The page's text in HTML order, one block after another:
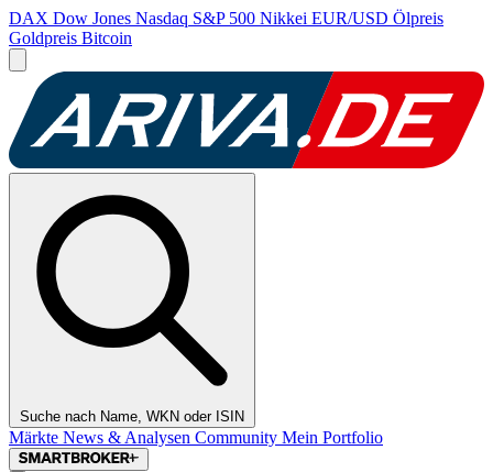
DAX Dow Jones Nasdaq S&P 500 Nikkei EUR/USD Ölpreis
Goldpreis Bitcoin
Suche nach Name, WKN oder ISIN
Märkte News & Analysen Community Mein Portfolio